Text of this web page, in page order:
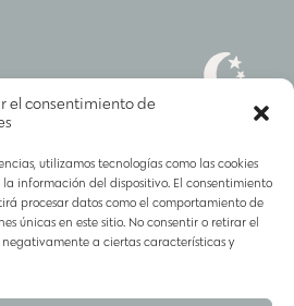
el consentimiento de
utilizamos tecnologías como las cookies
información del dispositivo. El consentimiento
procesar datos como el comportamiento de
únicas en este sitio. No consentir o retirar el
a ciertas características y
EN@CATCHTHEMOONKIDS
DE COOKIES Y PRIVACIDAD|
CONDICIONES DE COMPRA